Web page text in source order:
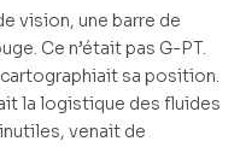
vision, une barre de
Ce n’était pas G-PT.
cartographiait sa position.
la logistique des fluides
venait de